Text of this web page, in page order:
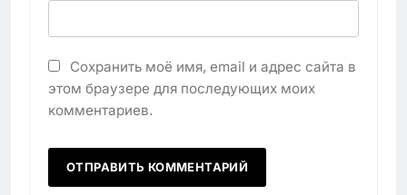
Сохранить моё имя, email и адрес сайта в
этом браузере для последующих моих
комментариев.